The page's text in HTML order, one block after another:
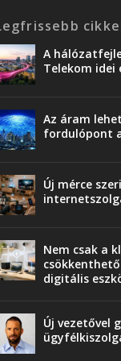
A
Telekom idei
Az áram
fordulópont
Új mérce
Nem csak a
digitális
Új vezetővel